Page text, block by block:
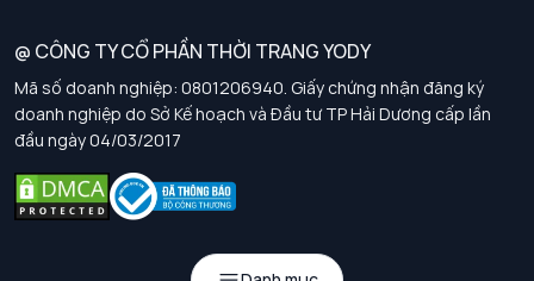
Chính sách chất lượng và an toàn sức khoẻ nghề nghiệp
Chính sách đơn đồng phục
Hướng dẫn chọn kích thước
@ CÔNG TY CỔ PHẦN THỜI TRANG YODY
Mã số doanh nghiệp: 0801206940. Giấy chứng nhận đăng ký
doanh nghiệp do Sở Kế hoạch và Đầu tư TP Hải Dương cấp lần
đầu ngày 04/03/2017